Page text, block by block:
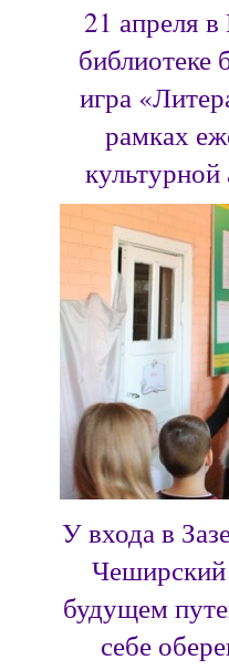
21 апреля
библиотеке
игра
рамках
У входа в
Чеширский
будущем
себе